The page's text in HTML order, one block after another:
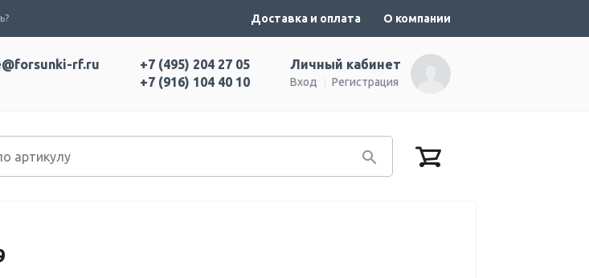
Доставка и оплата О компании
Личный кабинет
Вход Регистрация
+7 (495) 204 27 05
+7 (916) 104 40 10
rf.ru